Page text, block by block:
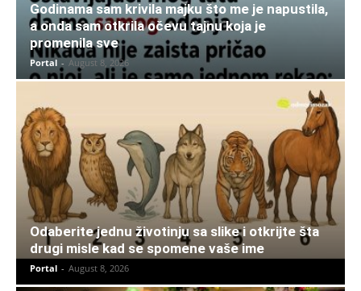
Godinama sam krivila majku što me je napustila,
a onda sam otkrila očevu tajnu koja je
promenila sve
Portal - August 8, 2026
Odaberite jednu životinju sa slike i otkrijte šta
drugi misle kad se spomene vaše ime
Portal - August 8, 2026